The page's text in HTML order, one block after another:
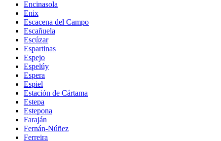
Encinasola
Enix
Escacena del Campo
Escañuela
Escúzar
Espartinas
Espejo
Espelúy
Espera
Espiel
Estación de Cártama
Estepa
Estepona
Faraján
Fernán-Núñez
Ferreira